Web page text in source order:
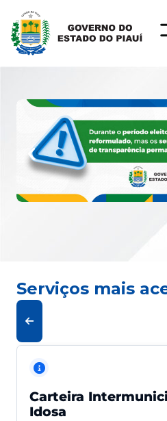
Serviços mais
Carteira
Idosa